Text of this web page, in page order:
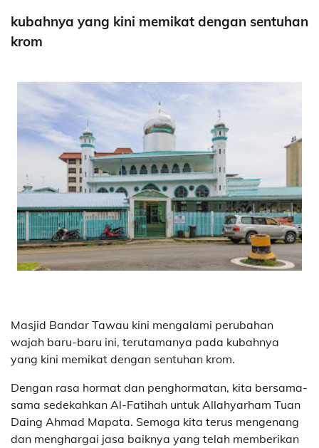
kubahnya yang kini memikat dengan sentuhan
krom
Masjid Bandar Tawau kini mengalami perubahan
wajah baru-baru ini, terutamanya pada kubahnya
yang kini memikat dengan sentuhan krom.
Dengan rasa hormat dan penghormatan, kita bersama-
sama sedekahkan Al-Fatihah untuk Allahyarham Tuan
Daing Ahmad Mapata. Semoga kita terus mengenang
dan menghargai jasa baiknya yang telah memberikan